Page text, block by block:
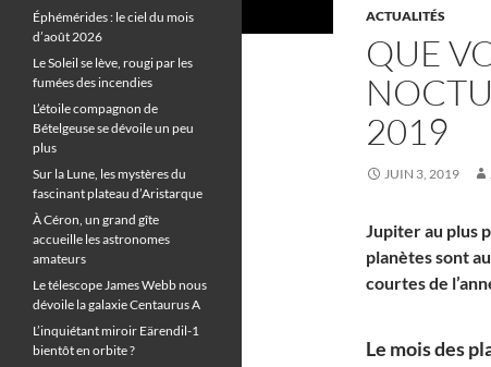
ACTUALITÉS
QUE
2019
JUIN 3, 2019
Jupiter au plus
planètes sont
courtes de
Le mois des
Éphémérides : le ciel du mois
d’août 2026
Le Soleil se lève, rougi par les
fumées des incendies
L’étoile compagnon de
Bételgeuse se dévoile un peu
plus
Sur la Lune, les mystères du
fascinant plateau d’Aristarque
À Céron, un grand gîte
accueille les astronomes
amateurs
Le télescope James Webb nous
dévoile la galaxie Centaurus A
L’inquiétant miroir Eärendil-1
bientôt en orbite ?